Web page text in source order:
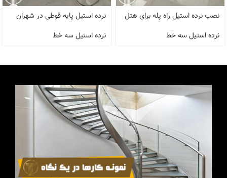
نصب نرده استیل راه پله برای هتل
نرده استیل سه خط
نرده استیل پایه قوطی در شهران
نرده استیل سه خط